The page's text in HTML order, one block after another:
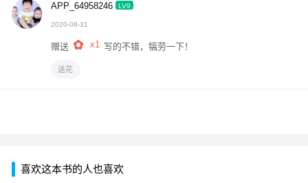
APP_64958246 LV9
2020-08-31
赠送 x1 写的不错，犒劳一下！
送花
喜欢这本书的人也喜欢